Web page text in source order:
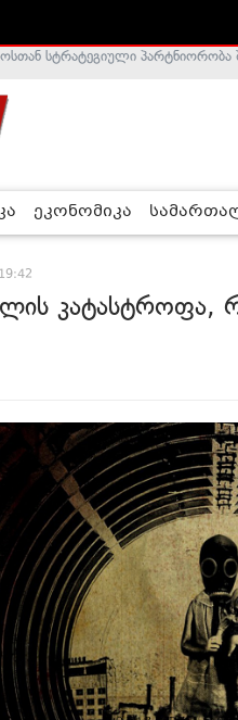
მთავრობა არალეგიტიმურია -
სტრატეგიული პარტნიორობა
ეკონომიკა
კატასტროფა,